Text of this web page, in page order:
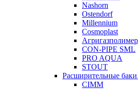
Nashorn
Ostendorf
Millennium
Cosmoplast
Агригазполимер
CON-PIPE SML
PRO AQUA
STOUT
Расширительные баки
CIMM